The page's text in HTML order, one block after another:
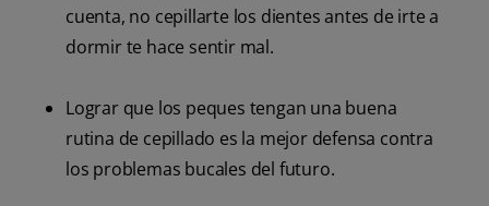
cuenta, no cepillarte los dientes antes de irte a
dormir te hace sentir mal.
Lograr que los peques tengan una buena
rutina de cepillado es la mejor defensa contra
los problemas bucales del futuro.